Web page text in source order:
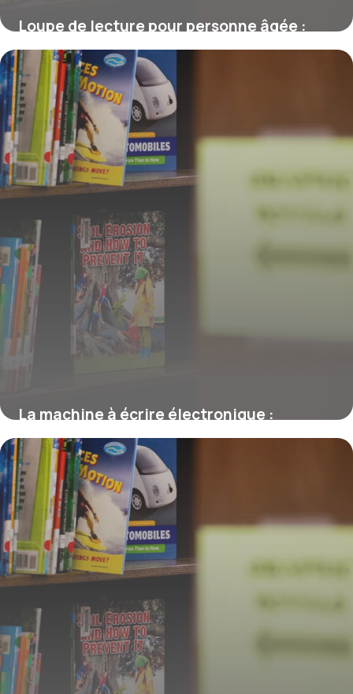
Loupe de lecture pour personne âgée :
comment choisir la meilleure solution
adaptée
23 février 2026
La machine à écrire électronique :
histoire, fonctionnement et innovation
19 février 2026